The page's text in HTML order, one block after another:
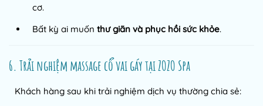
cơ.
Bất kỳ ai muốn thư giãn và phục hồi sức khỏe.
6. Trải nghiệm massage cổ vai gáy tại ZOZO Spa
Khách hàng sau khi trải nghiệm dịch vụ thường chia sẻ: